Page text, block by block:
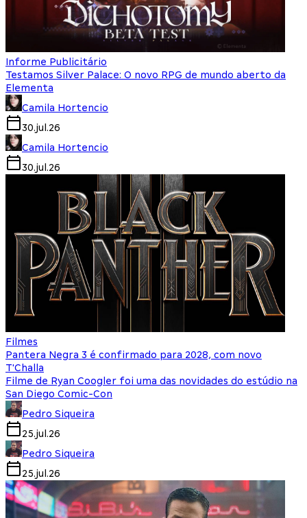
Informe Publicitário
Testamos Silver Palace: O novo RPG de mundo aberto da
Elementa
Camila Hortencio
30.jul.26
Camila Hortencio
30.jul.26
Filmes
Pantera Negra 3 é confirmado para 2028, com novo
T'Challa
Filme de Ryan Coogler foi uma das novidades do estúdio na
San Diego Comic-Con
Pedro Siqueira
25.jul.26
Pedro Siqueira
25.jul.26